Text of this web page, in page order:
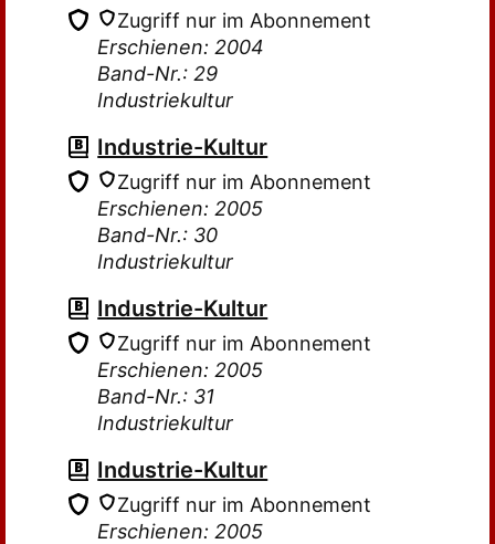
Zugriff nur im Abonnement
Erschienen: 2004
Band-Nr.: 29
Industriekultur
Industrie-Kultur
Zugriff nur im Abonnement
Erschienen: 2005
Band-Nr.: 30
Industriekultur
Industrie-Kultur
Zugriff nur im Abonnement
Erschienen: 2005
Band-Nr.: 31
Industriekultur
Industrie-Kultur
Zugriff nur im Abonnement
Erschienen: 2005